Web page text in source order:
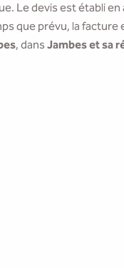
Le devis est établi en
que prévu, la facture
, dansJambes et sa